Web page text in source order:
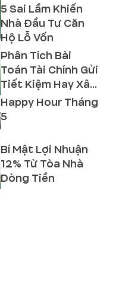
5 Sai Lầm Khiến
Nhà Đầu Tư Căn
Hộ Lỗ Vốn
Phân Tích Bài
Toán Tài Chính Gửi
Tiết Kiệm Hay Xây
Căn Hộ Dịch Vụ
2026?
Happy Hour Tháng
5
Bí Mật Lợi Nhuận
12% Từ Tòa Nhà
Dòng Tiền